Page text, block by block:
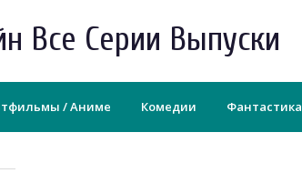
Все Серии Выпуски
/ Аниме Комедии Фантастика